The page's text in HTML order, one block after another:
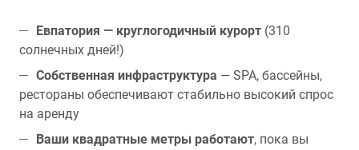
Евпатория — круглогодичный курорт (310
солнечных дней!)
Собственная инфраструктура — SPA, бассейны,
рестораны обеспечивают стабильно высокий спрос
на аренду
Ваши квадратные метры работают, пока вы